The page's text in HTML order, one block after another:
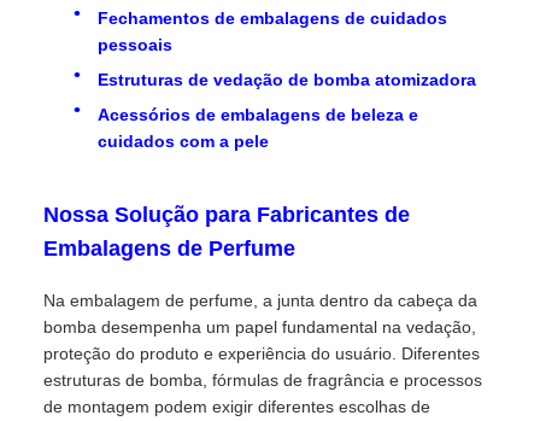
Fechamentos de embalagens de cuidados
pessoais
Estruturas de vedação de bomba atomizadora
Acessórios de embalagens de beleza e
cuidados com a pele
Nossa Solução para Fabricantes de
Embalagens de Perfume
Na embalagem de perfume, a junta dentro da cabeça da
bomba desempenha um papel fundamental na vedação,
proteção do produto e experiência do usuário. Diferentes
estruturas de bomba, fórmulas de fragrância e processos
de montagem podem exigir diferentes escolhas de